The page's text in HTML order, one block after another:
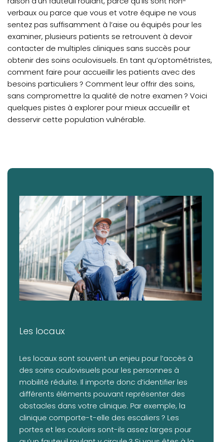
verbaux ou parce que vous et votre équipe ne vous
sentez pas suffisamment à l’aise ou équipés pour les
examiner, plusieurs patients se retrouvent à devoir
contacter de multiples cliniques sans succès pour
obtenir des soins oculovisuels. En tant qu’optométristes,
comment faire pour accueillir les patients avec des
besoins particuliers ? Comment leur offrir des soins,
sans compromettre la qualité de notre examen ? Voici
quelques pistes à explorer pour mieux accueillir et
desservir cette population vulnérable.
Les locaux
Les locaux sont souvent un enjeu pour l’accès à
des soins oculovisuels pour les personnes à
mobilité réduite. Il importe donc d’identifier les
différents éléments pouvant représenter des
obstacles dans votre clinique. Par exemple, la
clinique comporte-t-elle des escaliers ? Les
portes et les couloirs sont-ils assez larges pour